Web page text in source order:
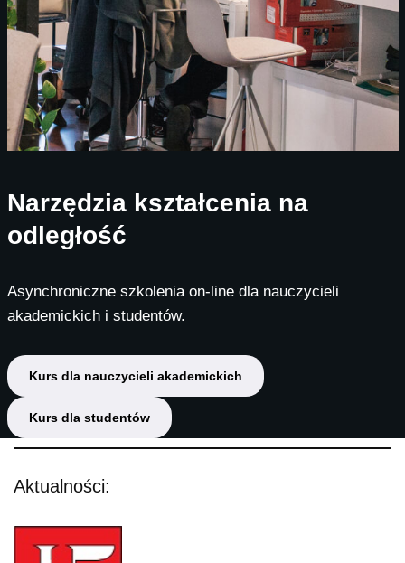
Narzędzia kształcenia na
odległość
Asynchroniczne szkolenia on-line dla nauczycieli
akademickich i studentów.
Kurs dla nauczycieli akademickich
Kurs dla studentów
Aktualności: